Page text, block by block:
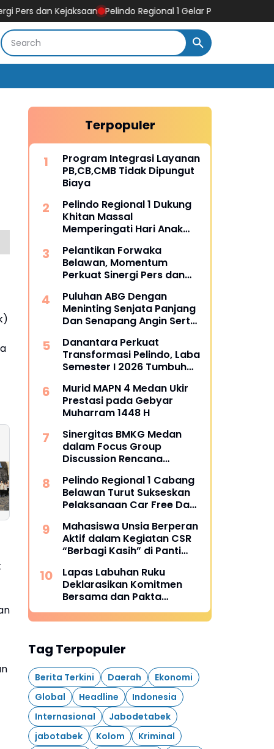
Kejaksaan Pelindo Regional 1 Gelar Pengajian, Doa Bersama,
Hadiri Undangan
Wali Kota Medan
Raih Penghargaan
dari UBKM MU
Festival Beduk Idul
Terpopuler
Program Integrasi Layanan
PB,CB,CMB Tidak Dipungut
Biaya
Pelindo Regional 1 Dukung
Khitan Massal
Memperingati Hari Anak
Pelantikan Forwaka
Belawan, Momentum
Perkuat Sinergi Pers dan
Puluhan ABG Dengan
Meninting Senjata Panjang
Dan Senapang Angin Serta
Danantara Perkuat
Transformasi Pelindo, Laba
Semester I 2026 Tumbuh
Murid MAPN 4 Medan Ukir
Prestasi pada Gebyar
Muharram 1448 H
Sinergitas BMKG Medan
dalam Focus Group
Discussion Rencana
Sumatra Utara
Pelindo Regional 1 Cabang
Belawan Turut Sukseskan
Pelaksanaan Car Free Day
Mahasiswa Unsia Berperan
Aktif dalam Kegiatan CSR
“Berbagi Kasih” di Panti
Lapas Labuhan Ruku
Deklarasikan Komitmen
Bersama dan Pakta
Integritas
Tag Terpopuler
Berita Terkini Daerah
Ekonomi
Global
Headline
Indonesia
Internasional
Jabodetabek
jabotabek
Kolom
Kriminal